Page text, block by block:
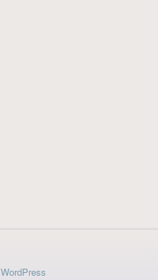
WordPress